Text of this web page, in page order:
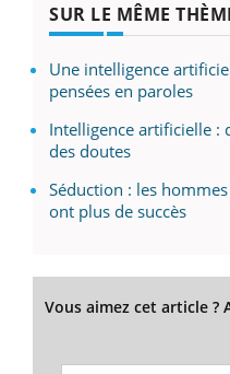
SUR LE MÊME
Une intelligence
pensées en paroles
Intelligence artificielle :
des doutes
Séduction : les
ont plus de succès
Vous aimez cet article ?